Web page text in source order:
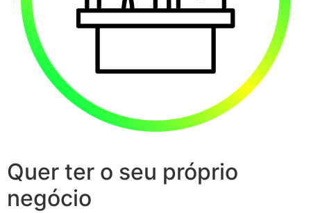
Quer ter o seu próprio
negócio